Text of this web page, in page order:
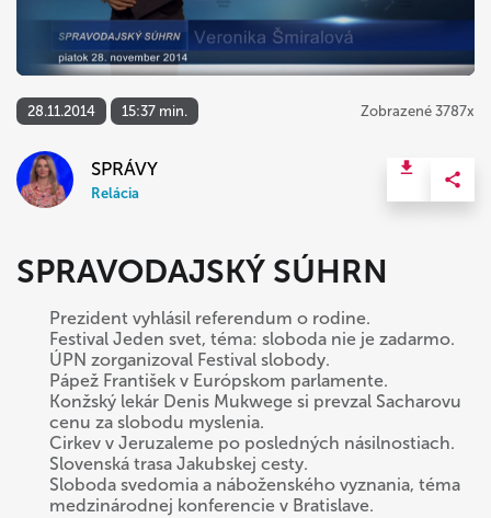
28.11.2014 15:37 min. Zobrazené 3787x
SPRÁVY
Relácia
SPRAVODAJSKÝ SÚHRN
Prezident vyhlásil referendum o rodine.
Festival Jeden svet, téma: sloboda nie je zadarmo.
ÚPN zorganizoval Festival slobody.
Pápež František v Európskom parlamente.
Konžský lekár Denis Mukwege si prevzal Sacharovu
cenu za slobodu myslenia.
Cirkev v Jeruzaleme po posledných násilnostiach.
Slovenská trasa Jakubskej cesty.
Sloboda svedomia a náboženského vyznania, téma
medzinárodnej konferencie v Bratislave.